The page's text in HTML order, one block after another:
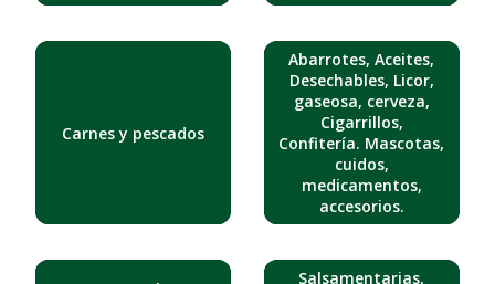
Carnes y pescados
Abarrotes, Aceites,
Desechables, Licor,
gaseosa, cerveza,
Cigarrillos,
Confitería. Mascotas,
cuidos,
medicamentos,
accesorios.
Salsamentarias,